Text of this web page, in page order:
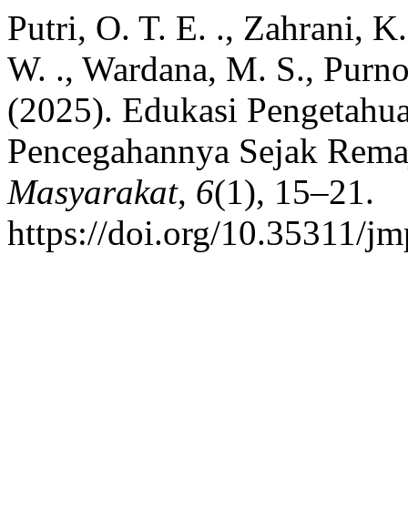
Putri, O. T. E. ., Zahrani,
W. ., Wardana, M. S.,
(2025). Edukasi
Pencegahannya Sejak
Masyarakat, 6(1), 15–21.
https://doi.org/10.35311/